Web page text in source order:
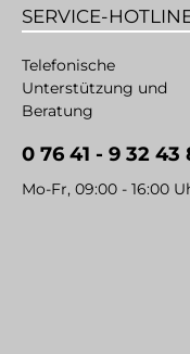
SERVICE-
Telefonische
Unterstützung und
Beratung
0 76 41 - 9 32 43
Mo-Fr, 09:00 - 16:00